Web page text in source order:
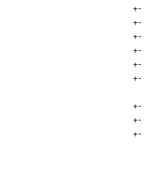
+-
+-
+-
+-
+-
+-
+-
+-
+-